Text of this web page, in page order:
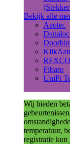
Bekijk alle
Aeotec
Fibaro
UniPi
Wij bieden
temperatuur,
registratie kun